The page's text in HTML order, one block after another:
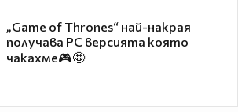
„Game of Thrones“ най-накрая
получава PC версията която
чакахме🎮🤩